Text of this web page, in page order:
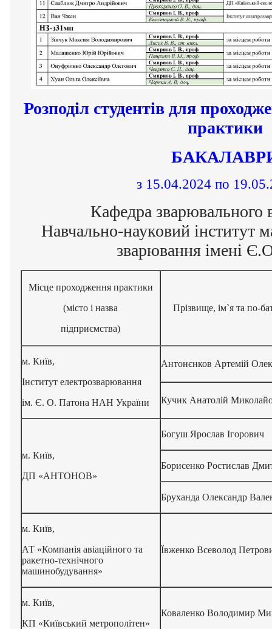
Розподіл студентів для
практики
з 15.04.2024 по
Кафедра зварювального
Навчально-науковий інститут
зварювання імені
Місце проходження практики
(місто і назва
підприємства)
Прізвище, ім`я та по-
м. Київ,
Інститут електрозварювання
ім. Є. О. Патона НАН України
Антонєнков Артемій
Кучик Анатолій
м. Київ,
ДП «АНТОНОВ»
Богуш Ярослав Ігорович
Борисенко Ростислав
Бруханда Олександр
м. Київ,
АТ «Компанія авіаційного та
ракетно-технічного
машинобудування»
Ївженко Всеволод
м. Київ,
КП «Київський метрополітен»
Коваленко Володимир